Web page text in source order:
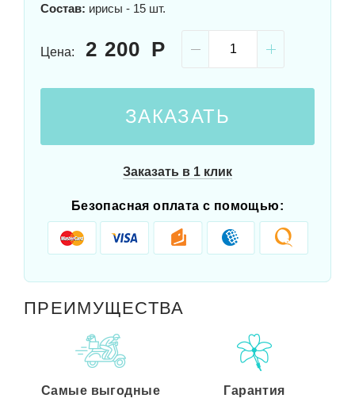
Состав: ирисы - 15 шт.
Цена: 2 200
ЗАКАЗАТЬ
Заказать в 1 клик
Безопасная оплата с помощью:
ПРЕИМУЩЕСТВА
Самые выгодные
Гарантия